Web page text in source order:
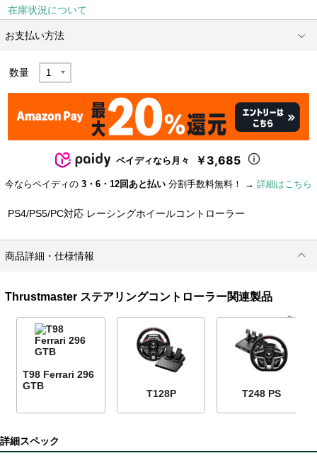
在庫状況について
お支払い方法
数量
ペイディなら月々 ￥3,685
今ならペイディの 3・6・12回あと払い 分割手数料無料！ → 詳細はこちら
PS4/PS5/PC対応 レーシングホイールコントローラー
商品詳細・仕様情報
Thrustmaster ステアリングコントローラー関連製品
T98 Ferrari 296
GTB
T128P T248 PS
詳細スペック